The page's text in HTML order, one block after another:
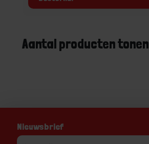
Aantal producten tonen
Nieuwsbrief